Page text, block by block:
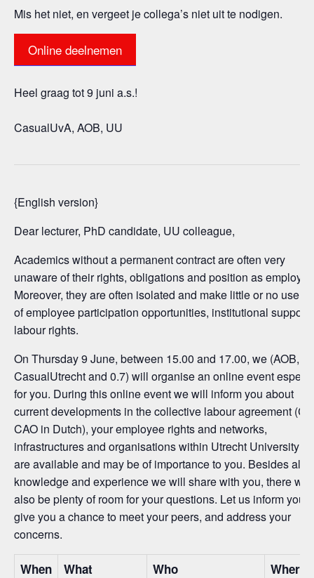
Mis het niet, en vergeet je collega’s niet uit te nodigen.
Online deelnemen
Heel graag tot 9 juni a.s.!
CasualUvA, AOB, UU
{English version}
Dear lecturer, PhD candidate, UU colleague,
Academics without a permanent contract are often very
unaware of their rights, obligations and position as
Moreover, they are often isolated and make little or no use
of employee participation opportunities, institutional support
labour rights.
On Thursday 9 June, between 15.00 and 17.00, we (AOB,
CasualUtrecht and 0.7) will organise an online event
for you. During this online event we will inform you about
current developments in the collective labour agreement
CAO in Dutch), your employee rights and networks,
infrastructures and organisations within Utrecht University
are available and may be of importance to you. Besides all
knowledge and experience we will share with you, there will
also be plenty of room for your questions. Let us inform you,
give you a chance to meet your peers, and address your
concerns.
When What Who Where